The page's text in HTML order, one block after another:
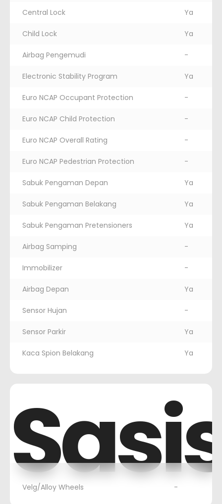
Central Lock Ya
Child Lock Ya
Airbag Pengemudi -
Electronic Stability Program Ya
Euro NCAP Occupant Protection -
Euro NCAP Child Protection -
Euro NCAP Overall Rating -
Euro NCAP Pedestrian Protection -
Sabuk Pengaman Depan Ya
Sabuk Pengaman Belakang Ya
Sabuk Pengaman Pretensioners Ya
Airbag Samping -
Immobilizer -
Airbag Depan Ya
Sensor Hujan -
Sensor Parkir Ya
Kaca Spion Belakang Ya
Velg/Alloy Wheels -